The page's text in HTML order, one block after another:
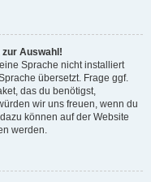
Auswahl!
Sprache nicht installiert
übersetzt. Frage ggf.
das du benötigst,
wir uns freuen, wenn du
können auf der Website
werden.